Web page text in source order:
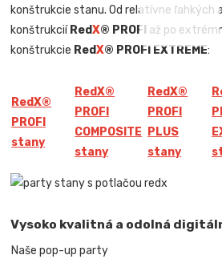
konštrukcie stanu. Od relatívne
konštrukcií RedX® PROFI až po
konštrukcie RedX® PROFI EXTREME:
RedX®
PROFI
stany
RedX®
PROFI
COMPOSITE
stany
RedX®
PROFI
PLUS
stany
Vysoko kvalitná a odolná
Naše pop-up party